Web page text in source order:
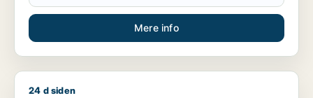
Mere info
Tommi søger lager eller garage til leje i Kirke Såby, Stenlille
24 d siden